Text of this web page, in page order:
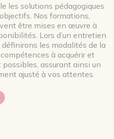
les solutions pédagogiques
Nos formations,
être mises en œuvre à
Lors d’un entretien
les modalités de la
à acquérir et
assurant ainsi un
ajusté à vos attentes.